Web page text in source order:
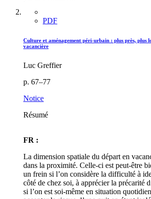
PDF
Culture et aménagement péri-urbain : plus près, plus
vacancière
Luc Greffier
p. 67–77
Notice
Résumé
FR :
La dimension spatiale du départ en
dans la proximité. Celle-ci est peut-être
un frein si l’on considère la difficulté à
côté de chez soi, à apprécier la précarité
si l’on est soi-même en situation